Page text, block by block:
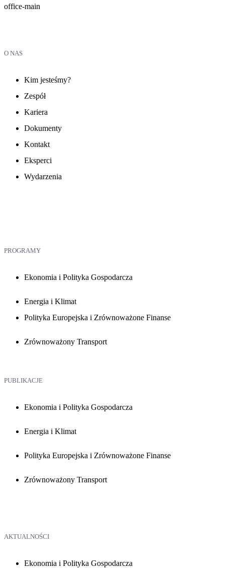
office-main
O NAS
Kim jesteśmy?
Zespół
Kariera
Dokumenty
Kontakt
Eksperci
Wydarzenia
PROGRAMY
Ekonomia i Polityka Gospodarcza
Energia i Klimat
Polityka Europejska i Zrównoważone Finanse
Zrównoważony Transport
PUBLIKACJE
Ekonomia i Polityka Gospodarcza
Energia i Klimat
Polityka Europejska i Zrównoważone Finanse
Zrównoważony Transport
AKTUALNOŚCI
Ekonomia i Polityka Gospodarcza